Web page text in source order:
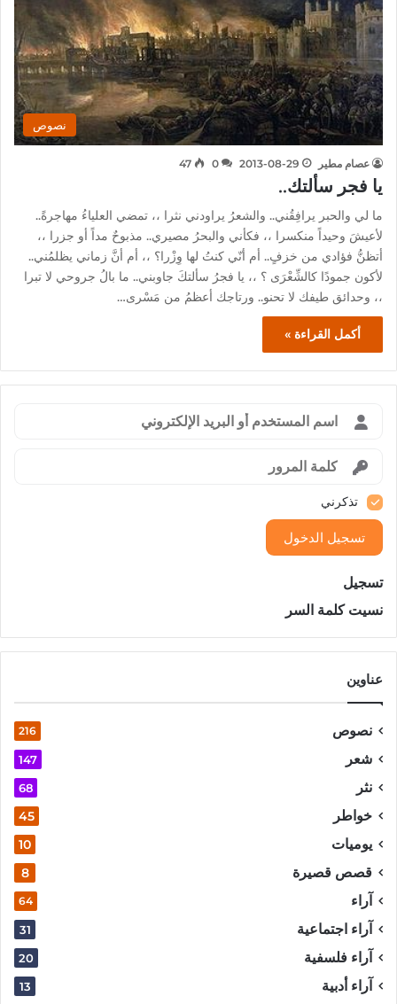
نصوص
عصام مطير 2013-08-29
0
47
يا فجر سألتك..
ما لي والحبر يرافِقُني.. والشعرُ يراودني نثرا ،، تمضي العلياءُ مهاجرةً..
لأعيشَ وحيداً منكسرا ،، فكأني والبحرُ مصيري.. مذبوحٌ مداً أو جزرا ،،
أتظنُّ فؤادي من خزفٍ.. أم أنّي كنتُ لها وِزْرا؟ ،، أم أنَّ زماني يظلمُني..
لأكون جمودًا كالشِّعْرَى ؟ ،، يا فجرُ سألتكَ جاوبني.. ما بالُ جروحي لا تبرا
،، وحدائق طيفك لا تحنو.. ورتاجك أعظمُ من مَسْرى…
أكمل القراءة »
تذكرني
تسجيل الدخول
تسجيل
نسيت كلمة السر
عناوين
نصوص 216
شعر 147
نثر 68
خواطر 45
يوميات 10
قصص قصيرة 8
آراء 64
آراء اجتماعية 31
آراء فلسفية 20
آراء أدبية 13